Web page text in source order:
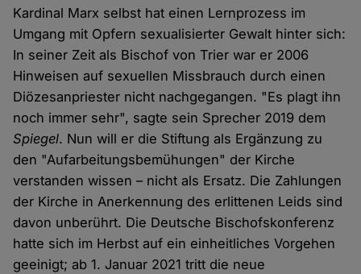
Kardinal Marx selbst hat einen Lernprozess im
Umgang mit Opfern sexualisierter Gewalt hinter sich:
In seiner Zeit als Bischof von Trier war er 2006
Hinweisen auf sexuellen Missbrauch durch einen
Diözesanpriester nicht nachgegangen. "Es plagt ihn
noch immer sehr", sagte sein Sprecher 2019 dem
Spiegel. Nun will er die Stiftung als Ergänzung zu
den "Aufarbeitungsbemühungen" der Kirche
verstanden wissen – nicht als Ersatz. Die Zahlungen
der Kirche in Anerkennung des erlittenen Leids sind
davon unberührt. Die Deutsche Bischofskonferenz
hatte sich im Herbst auf ein einheitliches Vorgehen
geeinigt; ab 1. Januar 2021 tritt die neue